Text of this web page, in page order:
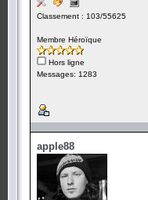
Classement : 103/55625
Membre Héroïque
Hors ligne
Messages: 1283
apple88